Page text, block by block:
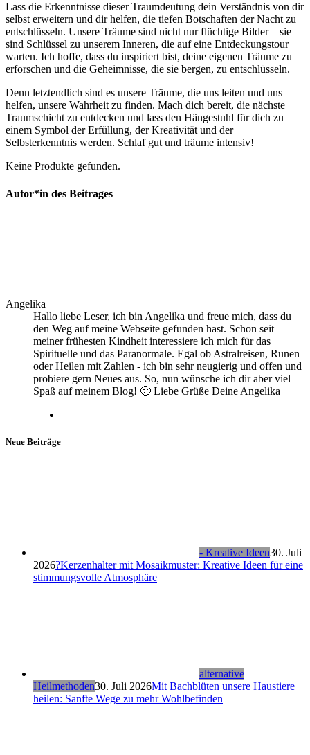
Lass die‍ Erkenntnisse dieser Traumdeutung dein ⁢Verständnis von dir
selbst erweitern und dir ‍helfen, die ‌tiefen Botschaften der Nacht zu
entschlüsseln. Unsere Träume sind nicht nur⁤ flüchtige Bilder – sie
sind ⁣Schlüssel zu unserem Inneren, die auf eine Entdeckungstour
warten. Ich hoffe, ‌dass du inspiriert bist, deine eigenen Träume zu
erforschen und die Geheimnisse, die⁤ sie bergen, zu entschlüsseln.
Denn letztendlich sind es unsere Träume, die uns leiten und uns
‍helfen, unsere Wahrheit zu finden. Mach dich bereit, die nächste
Traumschicht zu entdecken und ⁤lass den ⁣Hängestuhl für dich ⁤zu
‌einem Symbol der Erfüllung, der⁢ Kreativität ‍und der
Selbsterkenntnis werden. Schlaf gut und träume intensiv!
Keine Produkte gefunden.
Autor*in des Beitrages
Angelika
Hallo liebe Leser, ich bin Angelika und freue mich, dass du
den Weg auf meine Webseite gefunden hast. Schon seit
meiner frühesten Kindheit interessiere ich mich für das
Spirituelle und das Paranormale. Egal ob Astralreisen, Runen
oder Heilen mit Zahlen - ich bin sehr neugierig und offen und
probiere gern Neues aus. So, nun wünsche ich dir aber viel
Spaß auf meinem Blog! 🙂 Liebe Grüße Deine Angelika
Neue Beiträge
- Kreative Ideen30. Juli
2026?Kerzenhalter mit Mosaikmuster: Kreative Ideen für eine
stimmungsvolle Atmosphäre
alternative
Heilmethoden30. Juli 2026Mit Bachblüten unsere Haustiere
heilen: Sanfte Wege zu mehr Wohlbefinden